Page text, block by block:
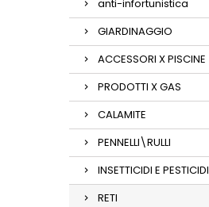
anti-infortunistica
GIARDINAGGIO
ACCESSORI X PISCINE
PRODOTTI X GAS
CALAMITE
PENNELLI\RULLI
INSETTICIDI E PESTICIDI
RETI